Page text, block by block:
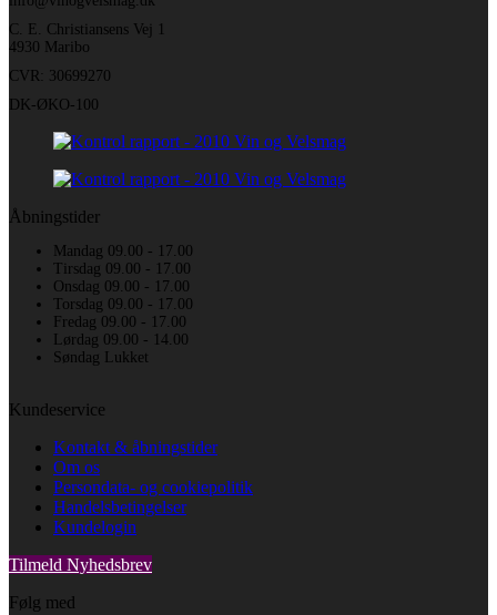
C. E. Christiansens Vej 1
4930 Maribo
CVR: 30699270
DK-ØKO-100
Åbningstider
Mandag 09.00 - 17.00
Tirsdag 09.00 - 17.00
Onsdag 09.00 - 17.00
Torsdag 09.00 - 17.00
Fredag 09.00 - 17.00
Lørdag 09.00 - 14.00
Søndag Lukket
Kundeservice
Kontakt & åbningstider
Om os
Persondata- og cookiepolitik
Handelsbetingelser
Kundelogin
Tilmeld Nyhedsbrev
Følg med